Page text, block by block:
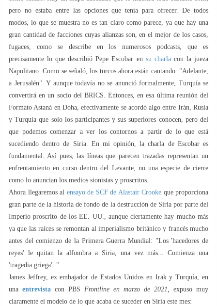
pero no estaba entre las opciones que tenía para ofrecer. De todos
modos, lo que se muestra no es tan claro como parece, ya que hay una
gran cantidad de facciones cuyas alianzas son, en el mejor de los casos,
fugaces, como se describe en los numerosos podcasts, que es
precisamente lo que describió Pepe Escobar en su charla con la jueza
Napolitano. Como se señaló, los turcos ahora están cantando: "Adelante,
a Jerusalén". Y aunque todavía no se anunció formalmente, Turquía se
convertirá en un socio del BRICS. Entonces, en esa última reunión del
Formato Astaná en Doha, efectivamente se acordó algo entre Irán, Rusia
y Turquía que solo los participantes y sus superiores conocen, pero del
que podemos comenzar a ver los contornos a partir de lo que está
sucediendo dentro de Siria. En mi opinión, la charla de Escobar es
fundamental. Así pues, las líneas que parecen trazadas representan un
enfrentamiento en curso dentro del Levante, no una especie de cierre
como lo anuncian los medios sionistas y proscritos.
Ahora llegaremos al ensayo de SCF de Alastair Crooke que proporciona
gran parte de la historia de fondo de la destrucción de Siria por parte del
Imperio proscrito de los EE. UU., aunque ciertamente hay mucho más
ya que las raíces se remontan al imperialismo británico y francés mucho
antes del comienzo de la Primera Guerra Mundial: "Los 'hacedores de
reyes' le quitan la alfombra a Siria, una vez más... Comienza una
'tragedia griega': "
James Jeffrey, ex embajador de Estados Unidos en Irak y Turquía, en
una entrevista con PBS Frontline en marzo de 2021, expuso muy
claramente el modelo de lo que acaba de suceder en Siria este mes: